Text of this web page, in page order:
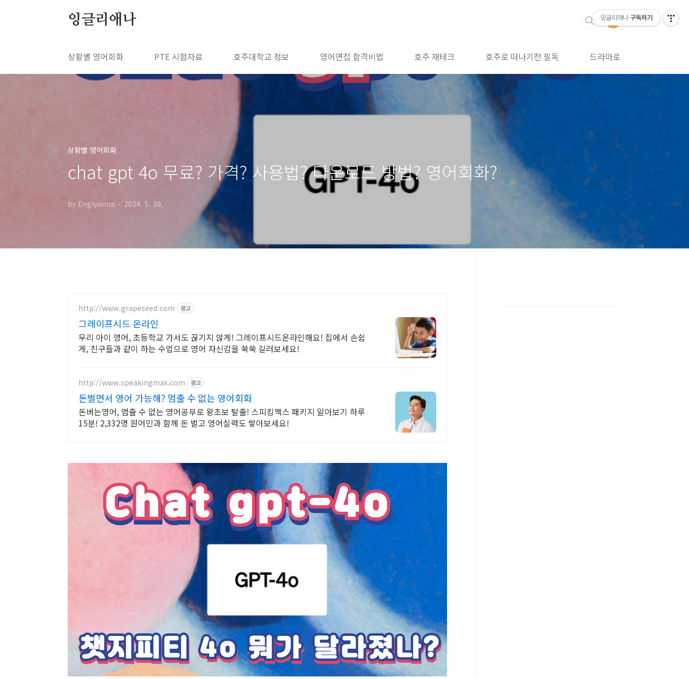
잉글리애나
상황별 영어회화 PTE 시험자료 호주대학교 정보 영어면접 합격비법 호주 재테크 호주로 떠나기전 필독 드라마로 영어공부
상황별 영어회화
chat gpt 4o 무료? 가격? 사용법? 다운로드 방법? 영어회화?
by Englyanna 2024. 5. 30.
http://www.grapeseed.com 광고
그레이프시드 온라인
우리 아이 영어, 초등학교 가서도 끊기지 않게! 그레이프시드온라인해요! 집에서 손쉽
게, 친구들과 같이 하는 수업으로 영어 자신감을 쑥쑥 길러보세요!
http://www.speakingmax.com 광고
돈벌면서 영어 가능해? 멈출 수 없는 영어회화
돈버는영어, 멈출 수 없는 영어공부로 왕초보 탈출! 스피킹맥스 패키지 알아보기 하루
15분! 2,332명 원어민과 함께 돈 벌고 영어실력도 쌓아보세요!
잉글리애나 구독하기